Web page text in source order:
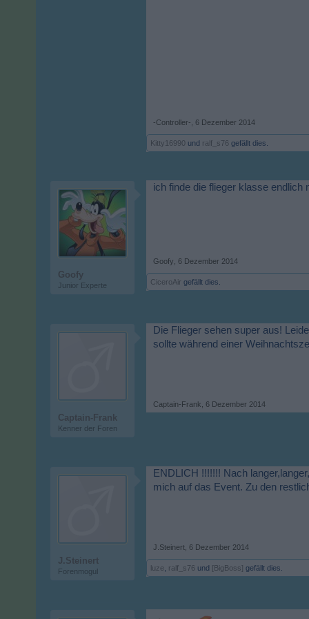
-Controller- 6 Dezember 2014
Kitty16990 und ralf_s76 gefällt dies.
Goofy
Junior Experte
ich finde die flieger klasse endlich
Goofy 6 Dezember 2014
CiceroAir gefällt dies.
Captain-Frank
Kenner der Foren
Die Flieger sehen super aus!
sollte während einer
Captain-Frank 6 Dezember 2014
J.Steinert
Forenmogul
ENDLICH !!!!!!! Nach
mich auf das Event. Zu den
J.Steinert 6 Dezember 2014
luze ralf_s76 und [BigBoss] gefällt dies.